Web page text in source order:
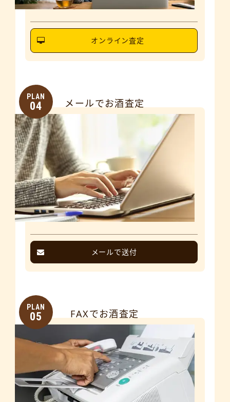
オンライン査定
PLAN
04 メールでお酒査定
メールで送付
PLAN
05 FAXでお酒査定